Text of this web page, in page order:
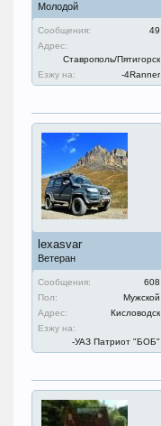
Молодой
Сообщения:
49
Адрес:
Ставрополь/Пятигорск
Езжу на:
-4Ranner
lexasvar
Ветеран
Сообщения:
608
Пол:
Мужской
Адрес:
Кисловодск
Езжу на:
-УАЗ Патриот "БОБ"